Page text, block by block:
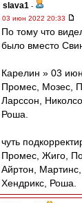
slava1 -
03 июн 2022 20:33
По тому что
было вместо
Карелин » 03
Промес, Мозес,
Ларссон,
Роша.
чуть
Промес, Жигo,
Айртон,
Хендрикс, Роша.